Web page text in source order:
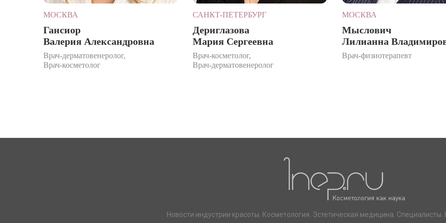
МОСКВА
Гансиор
Валерия Александровна
Врач-дерматовенеролог,
Врач-косметолог
САНКТ-ПЕТЕРБУРГ
Дериглазова
Мария Сергеевна
Врач-косметолог,
Врач-дерматовенеролог
МОСКВА
Мыслович
Лилианна
Врач-физиотерапевт
Новости индустрии красоты. Косметология. Эстетическая медицина. Специалисты.